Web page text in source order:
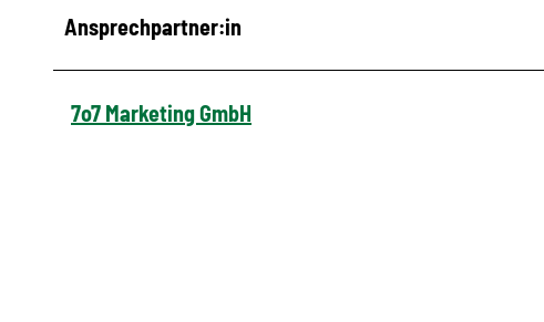
Ansprechpartner:in
7o7 Marketing GmbH